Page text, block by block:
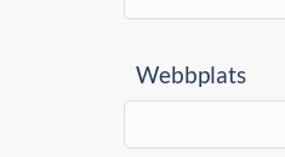
Webbplats